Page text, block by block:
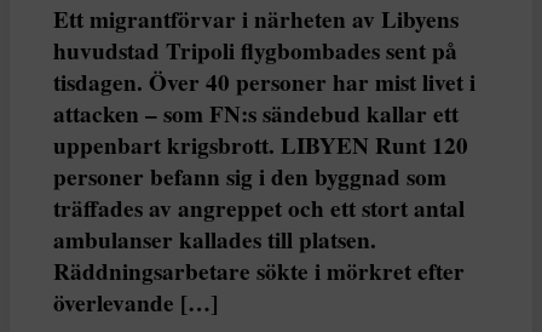
Ett migrantförvar i närheten av Libyens
huvudstad Tripoli flygbombades sent på
tisdagen. Över 40 personer har mist livet i
attacken – som FN:s sändebud kallar ett
uppenbart krigsbrott. LIBYEN Runt 120
personer befann sig i den byggnad som
träffades av angreppet och ett stort antal
ambulanser kallades till platsen.
Räddningsarbetare sökte i mörkret efter
överlevande […]